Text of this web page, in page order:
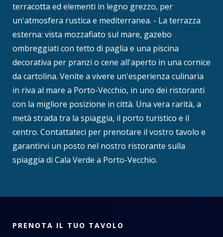
terracotta ed elementi in legno grezzo, per
un'atmosfera rustica e mediterranea. - La terrazza
esterna: vista mozzafiato sul mare, gazebo
ombreggiati con tetto di paglia e una piscina
decorativa per pranzi o cene all'aperto in una cornice
da cartolina. Venite a vivere un'esperienza culinaria
in riva al mare a Porto-Vecchio, in uno dei ristoranti
con la migliore posizione in città. Una vera rarità, a
metà strada tra la spiaggia, il porto turistico e il
centro. Contattateci per prenotare il vostro tavolo e
garantirvi un posto nel nostro ristorante sulla
spiaggia di Cala Verde a Porto-Vecchio.
PRENOTA IL TUO TAVOLO